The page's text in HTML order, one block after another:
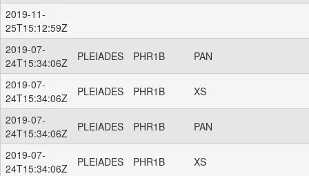
2019-11-
25T15:12:59Z
2019-07-
24T15:34:06Z
PLEIADES PHR1B PAN
2019-07-
24T15:34:06Z
PLEIADES PHR1B XS
2019-07-
24T15:34:06Z
PLEIADES PHR1B PAN
2019-07-
24T15:34:06Z
PLEIADES PHR1B XS